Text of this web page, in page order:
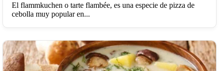
El flammkuchen o tarte flambée, es una especie de pizza de
cebolla muy popular en...